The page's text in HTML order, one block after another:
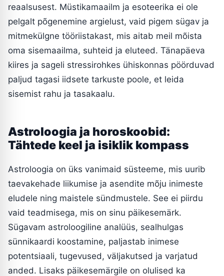
reaalsusest. Müstikamaailm ja esoteerika ei ole
pelgalt põgenemine argielust, vaid pigem sügav ja
mitmekülgne tööriistakast, mis aitab meil mõista
oma sisemaailma, suhteid ja eluteed. Tänapäeva
kiires ja sageli stressirohkes ühiskonnas pöörduvad
paljud tagasi iidsete tarkuste poole, et leida
sisemist rahu ja tasakaalu.
Astroloogia ja horoskoobid:
Tähtede keel ja isiklik kompass
Astroloogia on üks vanimaid süsteeme, mis uurib
taevakehade liikumise ja asendite mõju inimeste
eludele ning maistele sündmustele. See ei piirdu
vaid teadmisega, mis on sinu päikesemärk.
Sügavam astroloogiline analüüs, sealhulgas
sünnikaardi koostamine, paljastab inimese
potentsiaali, tugevused, väljakutsed ja varjatud
anded. Lisaks päikesemärgile on olulised ka